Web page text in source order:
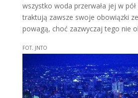
wszystko woda przerwała jej w pół
traktują zawsze swoje obowiązki
powagą, choć zazwyczaj tego nie
FOT. JNTO